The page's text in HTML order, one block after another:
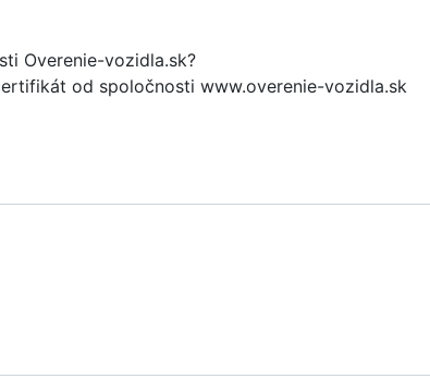
Overenie-vozidla.sk?
od spoločnosti www.overenie-vozidla.sk